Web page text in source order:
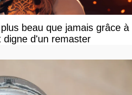
beau que jamais grâce à
d'un remaster